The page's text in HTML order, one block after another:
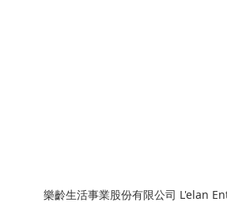
樂齡生活事業股份有限公司 L'elan